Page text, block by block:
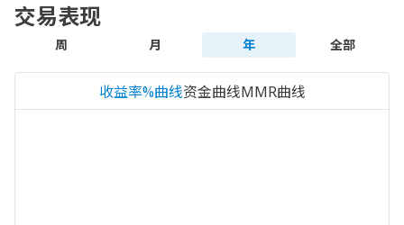
交易表现
周 月 年 全部
收益率%曲线资金曲线MMR曲线